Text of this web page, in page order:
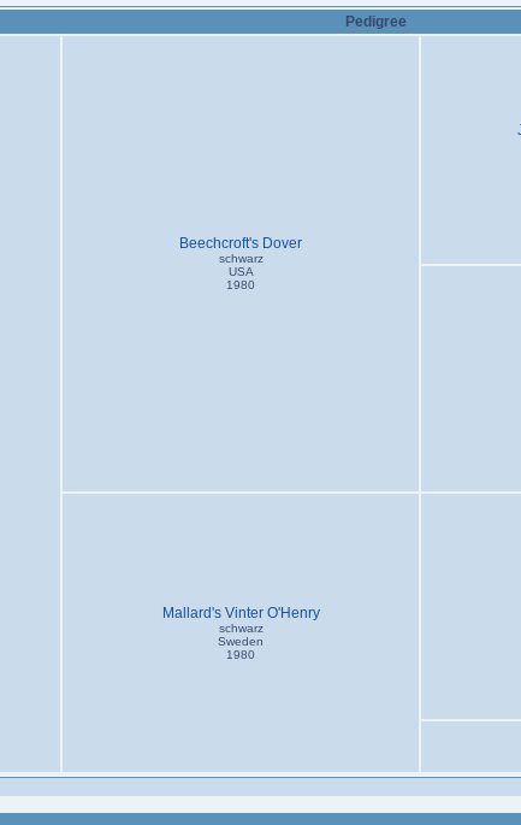
Pedigree
Beechcroft's Dover
schwarz
USA
1980
Mallard's Vinter O'Henry
schwarz
Sweden
1980